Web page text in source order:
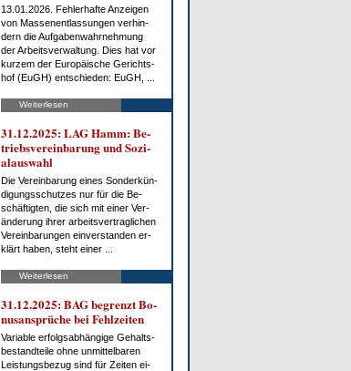
13.01.2026. Feh­ler­haf­te An­zei­gen
von Mas­sen­ent­las­sun­gen ver­hin­
dern die Auf­ga­ben­wahr­neh­mung
der Ar­beits­ver­wal­tung. Dies hat vor
kur­zem der Eu­ro­päi­sche Ge­richts­
hof (EuGH) ent­schie­den: EuGH, ...
Weiterlesen
31.12.2025: LAG Hamm: Be­
triebs­ver­ein­ba­rung und So­zi­
al­aus­wahl
Die Ver­ein­ba­rung ei­nes Son­der­kün­
di­gungs­schut­zes nur für die Be­
schäf­tig­ten, die sich mit ei­ner Ver­
än­de­rung ih­rer ar­beits­ver­trag­li­chen
Ver­ein­ba­run­gen ein­ver­stan­den er­
klärt ha­ben, steht ei­ner ...
Weiterlesen
31.12.2025: BAG be­grenzt Bo­
nus­an­sprü­che bei Fehl­zei­ten
Va­ria­ble er­folgs­ab­hän­gi­ge Ge­halts­
be­stand­tei­le oh­ne un­mit­tel­ba­ren
Leis­tungs­be­zug sind für Zei­ten ei­